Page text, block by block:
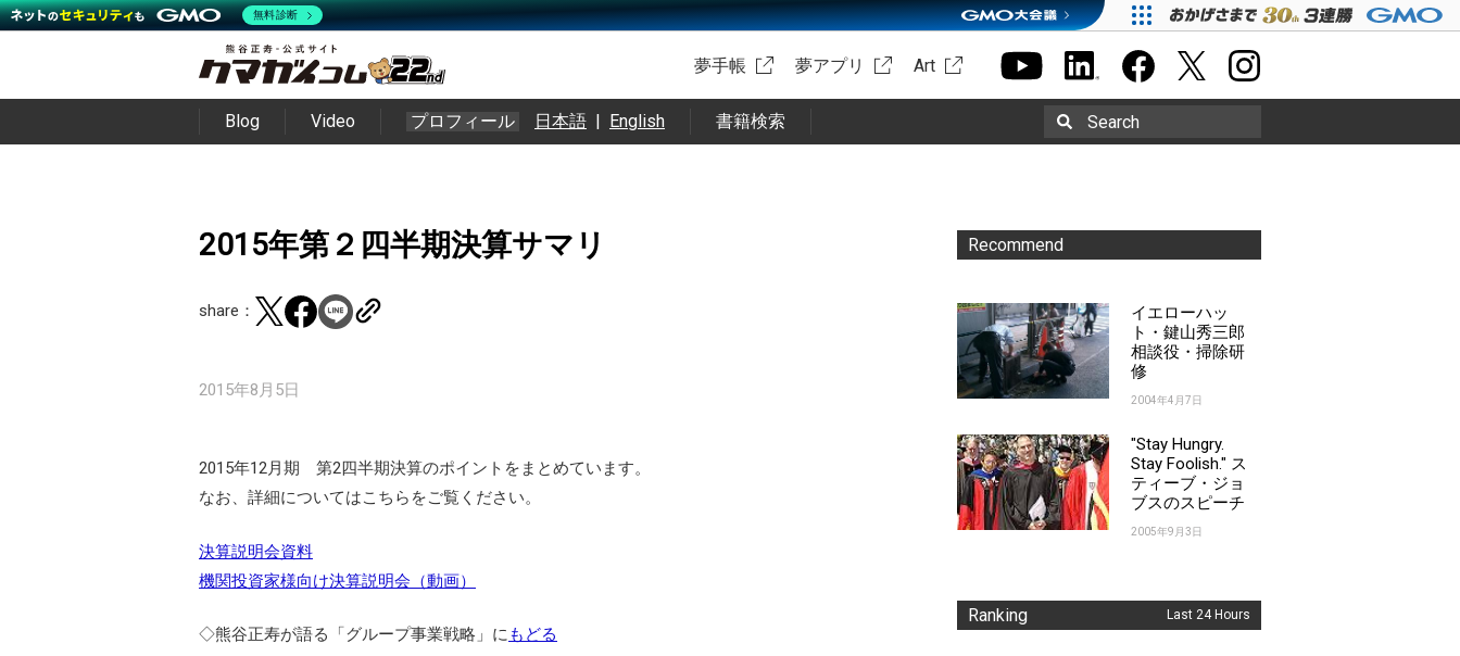
夢手帳 夢アプリ Art
Blog Video プロフィール 日本語 | English 書籍検索 Search
2015年第２四半期決算サマリ
share：
2015年8月5日
2015年12月期 第2四半期決算のポイントをまとめています。
なお、詳細についてはこちらをご覧ください。
決算説明会資料
機関投資家様向け決算説明会（動画）
◇熊谷正寿が語る「グループ事業戦略」にもどる
Recommend
イエローハッ
ト・鍵山秀三郎
相談役・掃除研
修
2004年4月7日
"Stay Hungry.
Stay Foolish." ス
ティーブ・ジョ
ブスのスピーチ
2005年9月3日
Ranking Last 24 Hours
無料診断